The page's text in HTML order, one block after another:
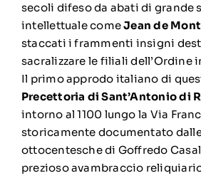
secoli difeso da abati di grande
intellettuale comeJean de
staccati i frammenti insigni
sacralizzare le filiali dell’Ordine
Il primo approdo italiano di
Precettoria di Sant’Antonio di
intorno al 1100 lungo la Via
storicamente documentato
ottocentesche di Goffredo
prezioso avambraccio